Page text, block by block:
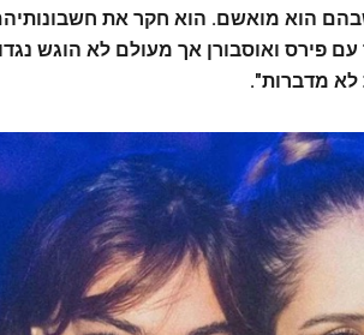
הוא מואשם. הוא חקר את
פירס ואוסבורן אך מעולם לא הוגש
לא מדברות".